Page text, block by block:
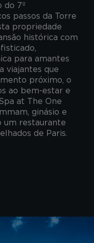
do 7º
passos da Torre
propriedade
histórica com
para amantes
viajantes que
próximo, o
ao bem-estar e
at The One
ginásio e
um restaurante
de Paris.